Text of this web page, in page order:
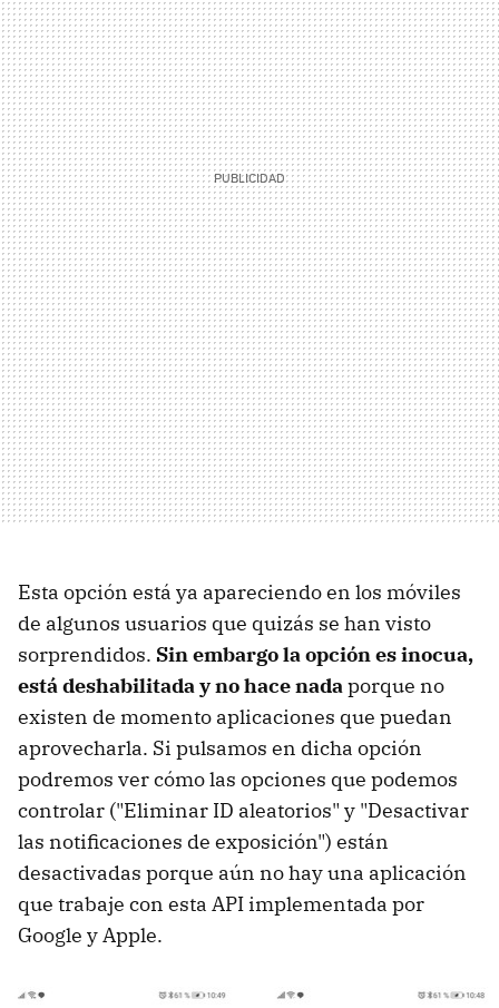
Esta opción está ya apareciendo en los móviles
de algunos usuarios que quizás se han visto
sorprendidos. Sin embargo la opción es inocua,
está deshabilitada y no hace nadaporque no
existen de momento aplicaciones que puedan
aprovecharla. Si pulsamos en dicha opción
podremos ver cómo las opciones que podemos
controlar ("Eliminar ID aleatorios" y "Desactivar
las notificaciones de exposición") están
desactivadas porque aún no hay una aplicación
que trabaje con esta API implementada por
Google y Apple.